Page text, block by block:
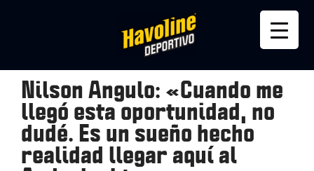
Nilson Angulo: «Cuando me
llegó esta oportunidad, no
dudé. Es un sueño hecho
realidad llegar aquí al